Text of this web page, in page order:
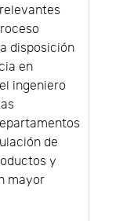
disposición
en
ingeniero
de
y
mayor